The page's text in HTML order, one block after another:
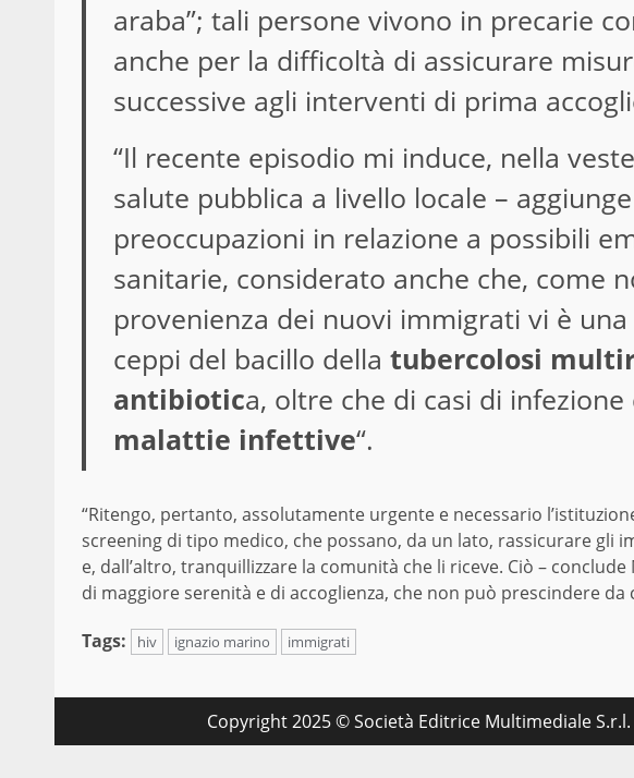
araba”; tali persone vivono in precarie
anche per la difficoltà di assicurare
successive agli interventi di prima
“Il recente episodio mi induce, nella
salute pubblica a livello locale –
preoccupazioni in relazione a possibili
sanitarie, considerato anche che, come
provenienza dei nuovi immigrati vi è
ceppi del bacillo della tubercolosi
antibiotica, oltre che di casi di infezione
malattie infettive“.
“Ritengo, pertanto, assolutamente urgente e necessario
screening di tipo medico, che possano, da un lato, rassicurare gli
e, dall’altro, tranquillizzare la comunità che li riceve. Ciò –
di maggiore serenità e di accoglienza, che non può prescindere da
Tags:
hiv ignazio marino immigrati
Copyright 2025 © Società Editrice Multimediale